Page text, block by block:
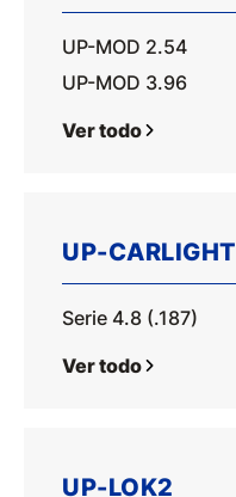
UP-MOD 2.54
UP-MOD 3.96
Ver todo
UP-CARLIGHT
Serie 4.8 (.187)
Ver todo
UP-LOK2